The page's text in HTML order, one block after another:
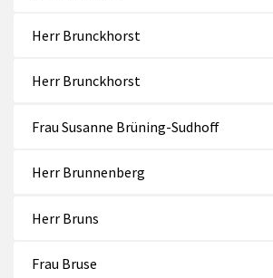
Herr Brunckhorst
Herr Brunckhorst
Frau Susanne Brüning-Sudhoff
Herr Brunnenberg
Herr Bruns
Frau Bruse